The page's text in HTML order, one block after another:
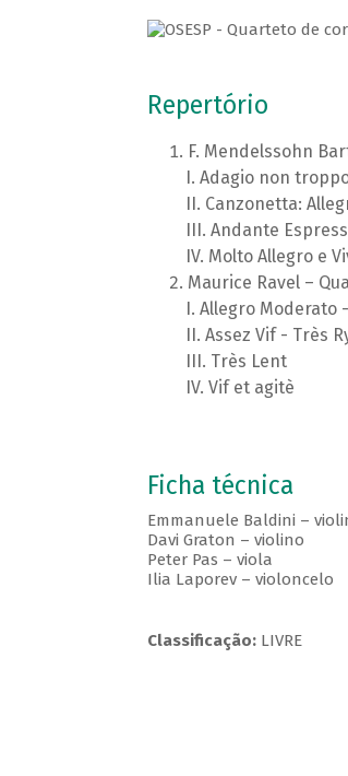
Repertório
F. Mendelssohn
Adagio non
Canzonetta:
Andante
Molto Allegro e
Maurice Ravel –
Allegro Moderato
Assez Vif - Très
Très Lent
Vif et agitè
Ficha técnica
Emmanuele Baldini –
Davi Graton – violino
Peter Pas – viola
Ilia Laporev – violoncelo
Classificação:LIVRE